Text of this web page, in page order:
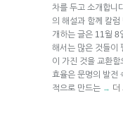
차를 두고 소개합니
의 해설과 함께 칼
개하는 글은 11월 8
해서는 많은 것들이
이 가진 것을 교환함
효율은 문명의 발전
적으로 만드는 → 더